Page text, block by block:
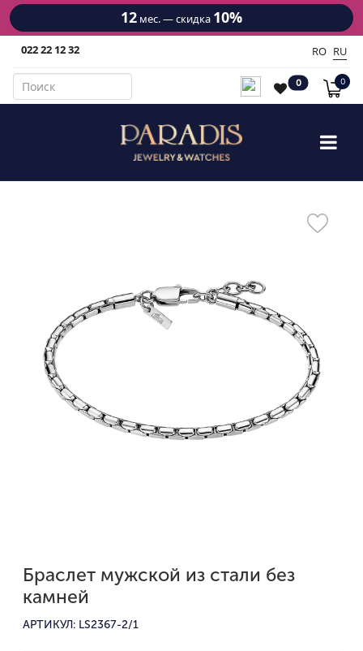
12 мес. — скидка 10%
022 22 12 32 RO RU
0 0
Браслет мужской из стали без
камней
АРТИКУЛ: LS2367-2/1